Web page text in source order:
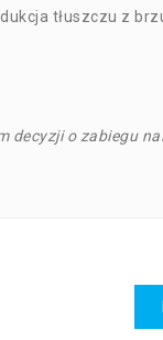
tłuszczu z
decyzji o zabiegu